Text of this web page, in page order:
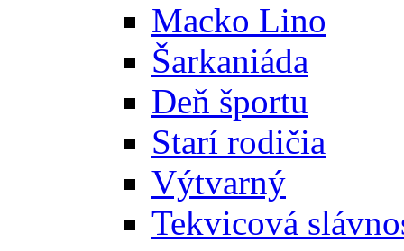
Macko Lino
Šarkaniáda
Deň športu
Starí rodičia
Výtvarný
Tekvicová